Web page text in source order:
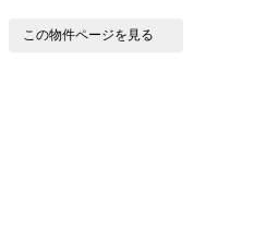
この物件ページを見る